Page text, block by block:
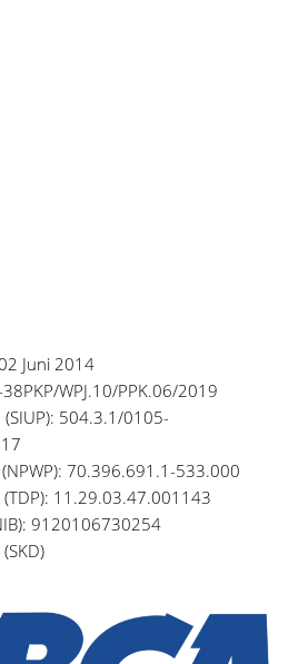
Juni 2014
WPJ.10/PPK.06/2019
504.3.1/0105-
70.396.691.1-533.000
11.29.03.47.001143
9120106730254